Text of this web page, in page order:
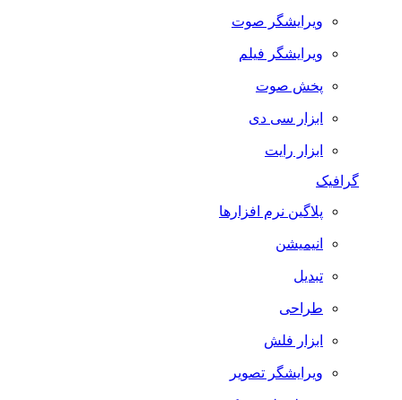
ویرایشگر صوت
ویرایشگر فیلم
پخش صوت
ابزار سی دی
ابزار رایت
گرافیک
پلاگین نرم افزارها
انیمیشن
تبدیل
طراحی
ابزار فلش
ویرایشگر تصویر